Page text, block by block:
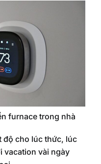
furnace trong nhà
độ cho lúc thức, lúc
vacation vài ngày